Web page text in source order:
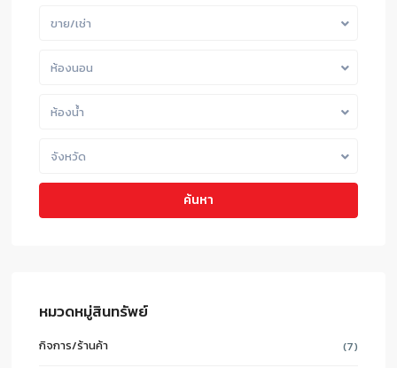
ขาย/เช่า
ห้องนอน
ห้องน้ำ
จังหวัด
ค้นหา
หมวดหมู่สินทรัพย์
กิจการ/ร้านค้า (7)